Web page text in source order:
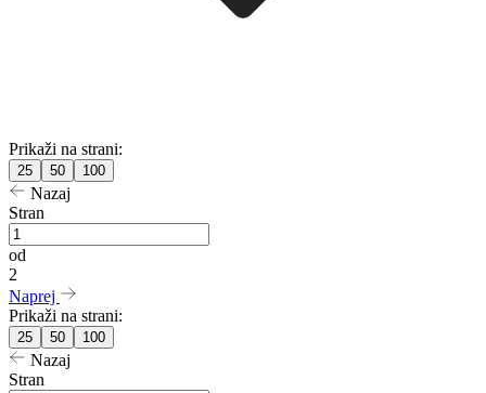
Prikaži na strani:
25 50 100
Nazaj
Stran
od
2
Naprej
Prikaži na strani:
25 50 100
Nazaj
Stran